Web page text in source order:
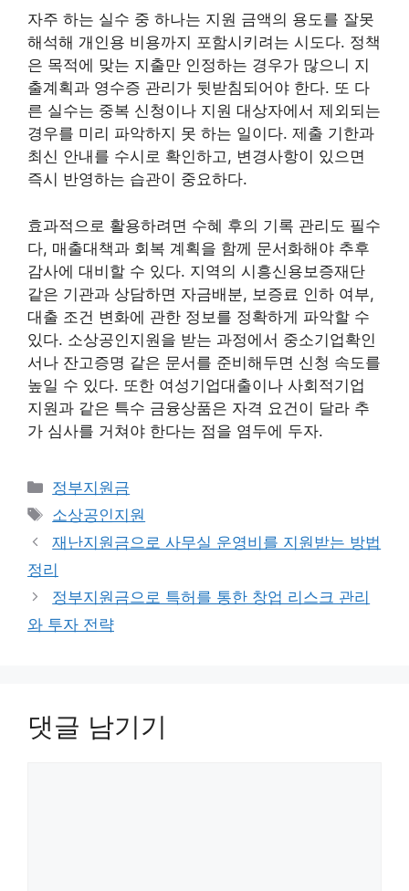
자주 하는 실수 중 하나는 지원 금액의 용도를 잘못
해석해 개인용 비용까지 포함시키려는 시도다. 정책
은 목적에 맞는 지출만 인정하는 경우가 많으니 지
출계획과 영수증 관리가 뒷받침되어야 한다. 또 다
른 실수는 중복 신청이나 지원 대상자에서 제외되는
경우를 미리 파악하지 못 하는 일이다. 제출 기한과
최신 안내를 수시로 확인하고, 변경사항이 있으면
즉시 반영하는 습관이 중요하다.
효과적으로 활용하려면 수혜 후의 기록 관리도 필수
다, 매출대책과 회복 계획을 함께 문서화해야 추후
감사에 대비할 수 있다. 지역의 시흥신용보증재단
같은 기관과 상담하면 자금배분, 보증료 인하 여부,
대출 조건 변화에 관한 정보를 정확하게 파악할 수
있다. 소상공인지원을 받는 과정에서 중소기업확인
서나 잔고증명 같은 문서를 준비해두면 신청 속도를
높일 수 있다. 또한 여성기업대출이나 사회적기업
지원과 같은 특수 금융상품은 자격 요건이 달라 추
가 심사를 거쳐야 한다는 점을 염두에 두자.
카
테
리
정부지원금
태
그
소상공인지원
재난지원금으로 사무실 운영비를 지원받는 방법
정리
정부지원금으로 특허를 통한 창업 리스크 관리
와 투자 전략
댓글 남기기